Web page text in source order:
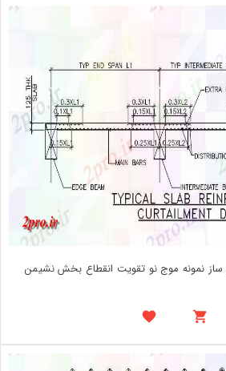
نمونه موج نو تقویت انقطاع بخش نشیمن